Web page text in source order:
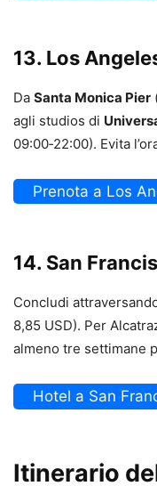
13. Los
Da Santa Monica Pier
agli studios di
09:00‑22:00). Evita
Prenota a Los
14. San
Concludi
8,85 USD). Per
almeno tre settimane
Hotel a San
Itinerario